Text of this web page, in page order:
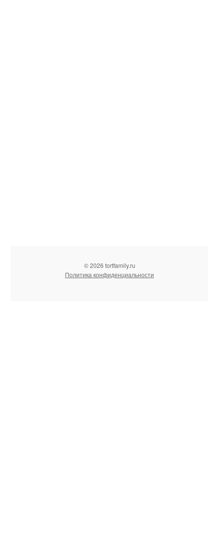
© 2026 tortfamily.ru
Политика конфиденциальности